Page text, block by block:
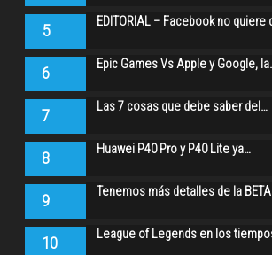
5 EDITORIAL – Facebook no quiere
6 Epic Games Vs Apple y Google,
7 Las 7 cosas que debe saber del…
8 Huawei P40 Pro y P40 Lite ya…
9 Tenemos más detalles de la
10 League of Legends en los